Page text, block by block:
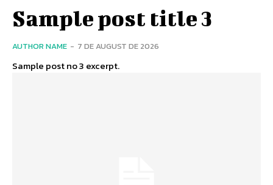
Sample post title 3
AUTHOR NAME - 7 DE AUGUST DE 2026
Sample post no 3 excerpt.